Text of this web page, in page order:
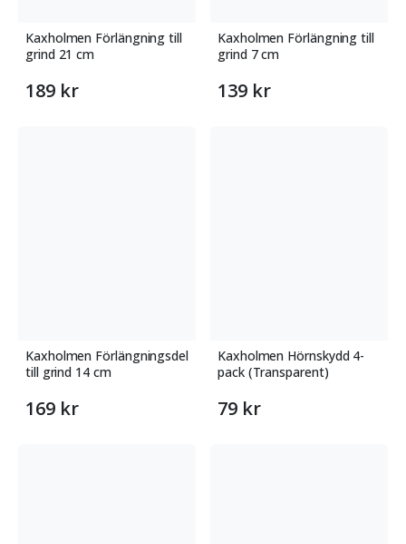
Kaxholmen Förlängning till
grind 21 cm
189 kr
Kaxholmen Förlängning till
grind 7 cm
139 kr
Kaxholmen Förlängningsdel
till grind 14 cm
169 kr
Kaxholmen Hörnskydd 4-
pack (Transparent)
79 kr